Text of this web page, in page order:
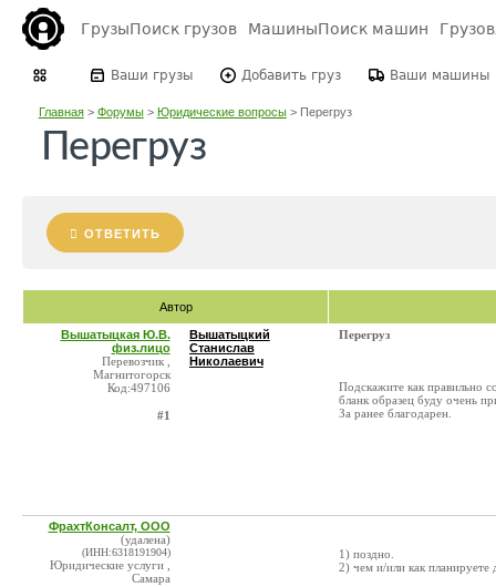
ГрузыПоиск грузов МашиныПоиск машин
Ваши грузы Добавить груз Ваши машины
Главная> Форумы> Юридические вопросы> Перегруз
Перегруз
ОТВЕТИТЬ
Автор
Вышатыцкая Ю.В.
физ.лицо
Перевозчик ,
Магнитогорск
Код:497106
#1
Вышатыцкий
Станислав
Николаевич
Перегруз
Подскажите как правильно
бланк образец буду очень
За ранее благодарен.
ФрахтКонсалт, ООО
(удалена)
(ИНН:6318191904)
Юридические услуги ,
Самара
1) поздно.
2) чем и/или как планируете